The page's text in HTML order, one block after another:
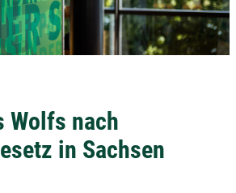
Wolfs nach
in Sachsen